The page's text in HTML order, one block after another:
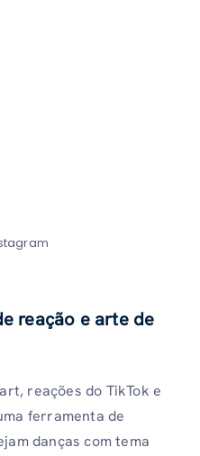
reação e arte de
reações do TikTok e
ferramenta de
danças com tema